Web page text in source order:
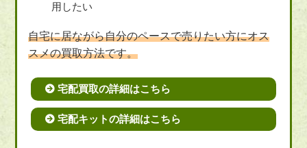
用したい
自宅に居ながら自分のペースで売りたい方にオス
スメの買取方法です。
宅配買取の詳細はこちら
宅配キットの詳細はこちら